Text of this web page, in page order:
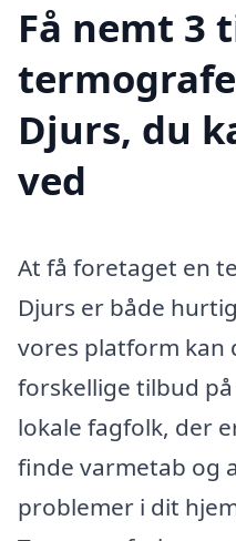
Få nemt 3
Djurs, du
ved
At få foretaget en
Djurs er både
vores platform kan
forskellige tilbud
lokale fagfolk, der
finde varmetab og
problemer i dit